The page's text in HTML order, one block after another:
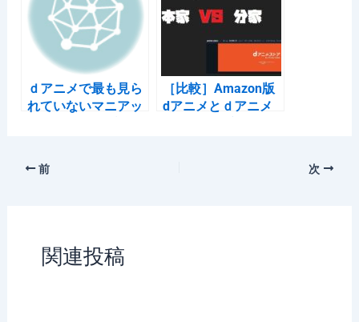
ｄアニメで最も見ら
れていないマニアッ
［比較］Amazon版
dアニメとｄアニメ
前 次
関連投稿